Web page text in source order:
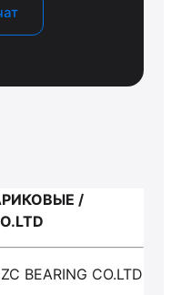
/
BEARING CO.LTD